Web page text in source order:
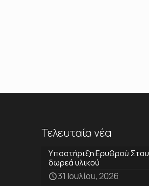
Τελευταία νέα
Υποστήριξη Ερυθρού
δωρεά υλικού
31 Ιουλίου, 2026